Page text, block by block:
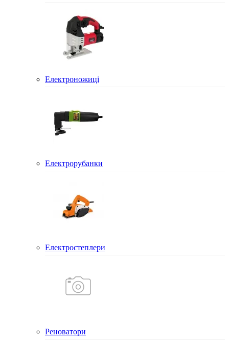
Електроножиці
Електрорубанки
Електростеплери
Реноватори